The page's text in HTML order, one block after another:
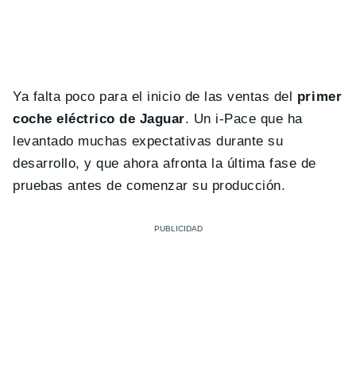
Ya falta poco para el inicio de las ventas del primer
coche eléctrico de Jaguar. Un i-Pace que ha
levantado muchas expectativas durante su
desarrollo, y que ahora afronta la última fase de
pruebas antes de comenzar su producción.